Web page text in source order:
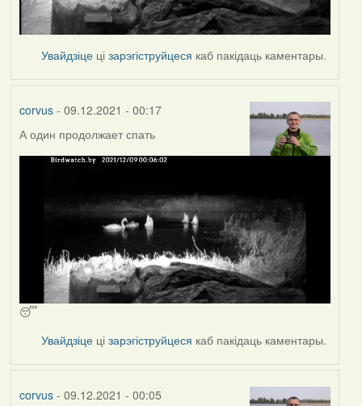
Увайдзіце цізарэгіструйцеся каб пакідаць каментары.
corvus- 09.12.2021 - 00:17
А один продолжает спать
😴
Увайдзіце цізарэгіструйцеся каб пакідаць каментары.
corvus- 09.12.2021 - 00:05